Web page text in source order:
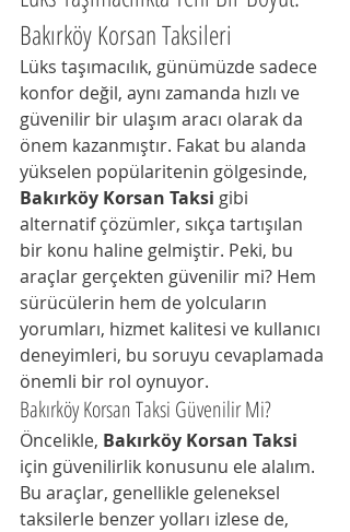
Bakırköy Korsan Taksileri
Lüks taşımacılık, günümüzde sadece
konfor değil, aynı zamanda hızlı ve
güvenilir bir ulaşım aracı olarak da
önem kazanmıştır. Fakat bu alanda
yükselen popülaritenin gölgesinde,
Bakırköy Korsan Taksi gibi
alternatif çözümler, sıkça tartışılan
bir konu haline gelmiştir. Peki, bu
araçlar gerçekten güvenilir mi? Hem
sürücülerin hem de yolcuların
yorumları, hizmet kalitesi ve kullanıcı
deneyimleri, bu soruyu cevaplamada
önemli bir rol oynuyor.
Bakırköy Korsan Taksi Güvenilir Mi?
Öncelikle, Bakırköy Korsan Taksi
için güvenilirlik konusunu ele alalım.
Bu araçlar, genellikle geleneksel
taksilerle benzer yolları izlese de,